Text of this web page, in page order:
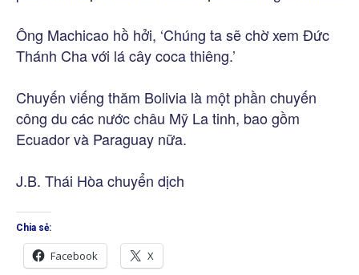
Ông Machicao hồ hởi, ‘Chúng ta sẽ chờ xem Đức
Thánh Cha với lá cây coca thiêng.’
Chuyến viếng thăm Bolivia là một phần chuyến
công du các nước châu Mỹ La tinh, bao gồm
Ecuador và Paraguay nữa.
J.B. Thái Hòa chuyển dịch
Chia sẻ:
Facebook X